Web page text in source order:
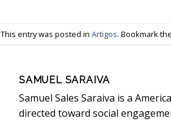
This entry was posted in Artigos. Bookmark the
SAMUEL SARAIVA
Samuel Sales Saraiva is a
directed toward social